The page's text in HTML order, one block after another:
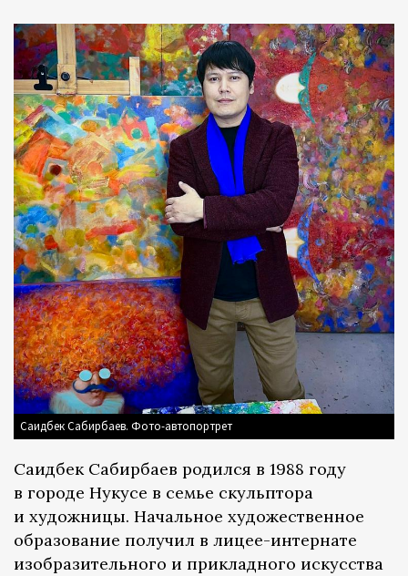
Саидбек Сабирбаев. Фото-автопортрет
Cаидбек Сабирбаев родился в 1988 году
в городе Нукусе в семье скульптора
и художницы. Начальное художественное
образование получил в лицее-интернате
изобразительного и прикладного искусства